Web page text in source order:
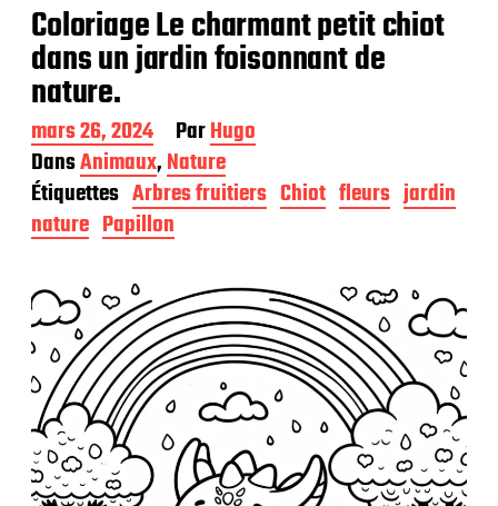
Coloriage Le charmant petit chiot
dans un jardin foisonnant de
nature.
D
a
t
e
d
e
u
b
l
i
c
a
t
i
o
n
mars 26, 2024 ParHugo
DansAnimaux,Nature
Étiquettes Arbres fruitiers Chiot fleurs jardin
nature Papillon